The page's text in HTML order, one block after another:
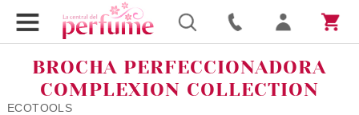
BROCHA PERFECCIONADORA
COMPLEXION COLLECTION
ECOTOOLS